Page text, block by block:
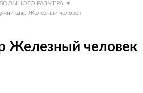
БОЛЬШОГО РАЗМЕРА ▼
шар Железный человек
Железный человек